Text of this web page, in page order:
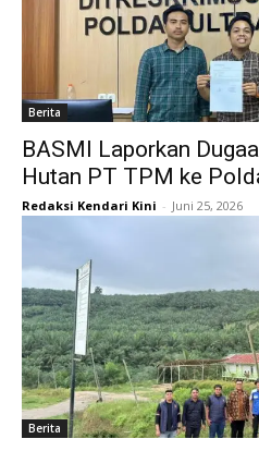
Berita
BASMI Laporkan
Hutan PT TPM ke
Redaksi Kendari Kini - Juni 25, 2026
Berita